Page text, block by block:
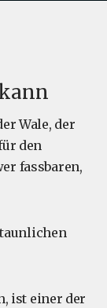
Wale, der
den
fassbaren,
ist einer der